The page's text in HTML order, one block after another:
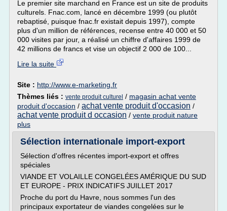
Le premier site marchand en France est un site de produits
culturels. Fnac.com, lancé en décembre 1999 (ou plutôt
rebaptisé, puisque fnac.fr existait depuis 1997), compte
plus d'un million de références, recense entre 40 000 et 50
000 visites par jour, a réalisé un chiffre d'affaires 1999 de
42 millions de francs et vise un objectif 2 000 de 100...
Lire la suite
Site : http://www.e-marketing.fr
Thèmes liés : vente produit culturel / magasin achat vente
produit d'occasion / achat vente produit d'occasion /
achat vente produit d occasion / vente produit nature
plus
Sélection internationale import-export
Sélection d'offres récentes import-export et offres
spéciales
VIANDE ET VOLAILLE CONGELÉES AMÉRIQUE DU SUD
ET EUROPE - PRIX INDICATIFS JUILLET 2017
Proche du port du Havre, nous sommes l'un des
principaux exportateur de viandes congelées sur le